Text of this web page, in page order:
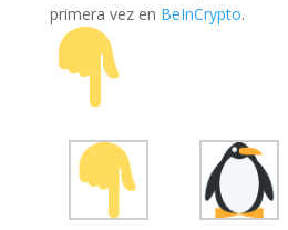
primera vez en BeInCrypto.